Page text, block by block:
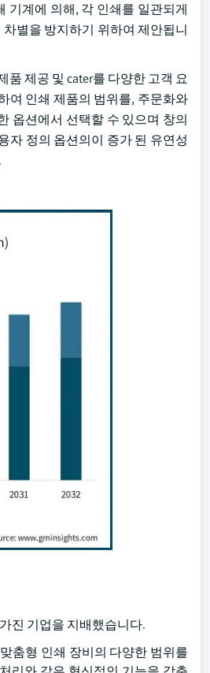
기계에 의해, 각 인쇄를 일관되게
별을 방지하기 위하여 제안됩니
품 제공 및 cater를 다양한 고객 요
여 인쇄 제품의 범위를, 주문화와
옵션에서 선택할 수 있으며 창의
자 정의 옵션의이 증가 된 유연성
진 기업을 지배했습니다.
춤형 인쇄 장비의 다양한 범위를